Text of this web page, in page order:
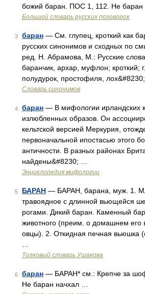
божий баран. ПОС 1, 112. Не баран
Большой словарь русских поговорок
3 баран — См. глупец, кроткий как
русских синонимов и сходных по
ред. Н. Абрамова, М.: Русские
баранчик, архар, муфлон; кроткий;
полудурок, простофиля,
Словарь синонимов
4 баран — В мифологии ирландских
излюбленных образов. Он
кельтской версией Меркурия,
первоначальной ипостасью этого
античности. В разных районах
найдены&#8230; …
Энциклопедия мифологии
5 БАРАН — БАРАН, барана, муж. 1.
травоядное с длинной вьющейся
рогами. Дикий баран. Каменный
животного (преим. о домашнем его
овцы). 2. Откидная печная вьюшка
Толковый словарь Ушакова
6 баран — БАРАН* см.: Крепче за
Не баран начхал …